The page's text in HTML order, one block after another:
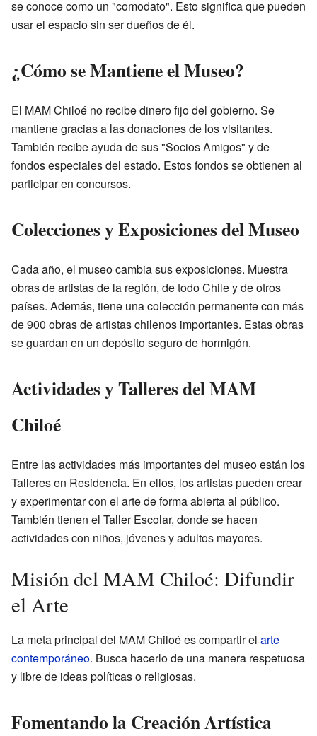
se conoce como un "comodato". Esto significa que pueden
usar el espacio sin ser dueños de él.
¿Cómo se Mantiene el Museo?
El MAM Chiloé no recibe dinero fijo del gobierno. Se
mantiene gracias a las donaciones de los visitantes.
También recibe ayuda de sus "Socios Amigos" y de
fondos especiales del estado. Estos fondos se obtienen al
participar en concursos.
Colecciones y Exposiciones del Museo
Cada año, el museo cambia sus exposiciones. Muestra
obras de artistas de la región, de todo Chile y de otros
países. Además, tiene una colección permanente con más
de 900 obras de artistas chilenos importantes. Estas obras
se guardan en un depósito seguro de hormigón.
Actividades y Talleres del MAM
Chiloé
Entre las actividades más importantes del museo están los
Talleres en Residencia. En ellos, los artistas pueden crear
y experimentar con el arte de forma abierta al público.
También tienen el Taller Escolar, donde se hacen
actividades con niños, jóvenes y adultos mayores.
Misión del MAM Chiloé: Difundir
el Arte
La meta principal del MAM Chiloé es compartir el arte
contemporáneo. Busca hacerlo de una manera respetuosa
y libre de ideas políticas o religiosas.
Fomentando la Creación Artística